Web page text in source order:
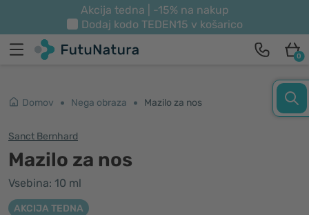
Akcija tedna | -15% na nakup
Dodaj kodo TEDEN15 v košarico
0
Domov Nega obraza Mazilo za nos
Sanct Bernhard
Mazilo za nos
Vsebina: 10 ml
AKCIJA TEDNA